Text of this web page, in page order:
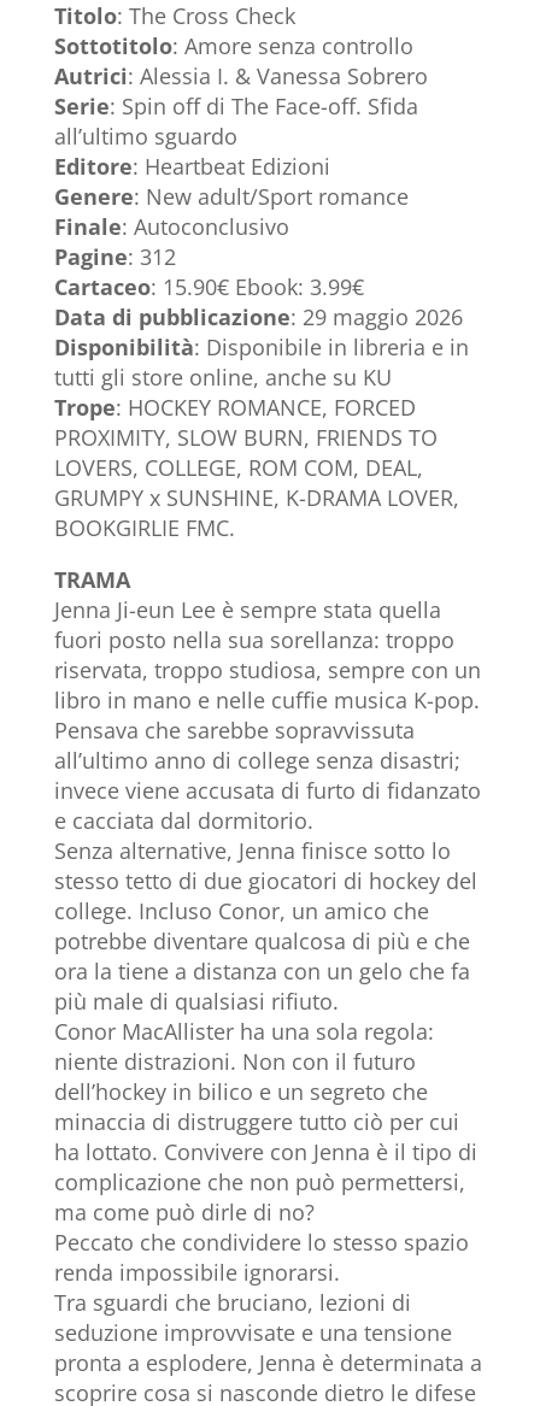
Titolo: The Cross Check
Sottotitolo: Amore senza controllo
Autrici: Alessia I. & Vanessa Sobrero
Serie: Spin off di The Face-off. Sfida
all’ultimo sguardo
Editore: Heartbeat Edizioni
Genere: New adult/Sport romance
Finale: Autoconclusivo
Pagine: 312
Cartaceo: 15.90€ Ebook: 3.99€
Data di pubblicazione: 29 maggio 2026
Disponibilità: Disponibile in libreria e in
tutti gli store online, anche su KU
Trope: HOCKEY ROMANCE, FORCED
PROXIMITY, SLOW BURN, FRIENDS TO
LOVERS, COLLEGE, ROM COM, DEAL,
GRUMPY x SUNSHINE, K-DRAMA LOVER,
BOOKGIRLIE FMC.
TRAMA
Jenna Ji-eun Lee è sempre stata quella
fuori posto nella sua sorellanza: troppo
riservata, troppo studiosa, sempre con un
libro in mano e nelle cuffie musica K-pop.
Pensava che sarebbe sopravvissuta
all’ultimo anno di college senza disastri;
invece viene accusata di furto di fidanzato
e cacciata dal dormitorio.
Senza alternative, Jenna finisce sotto lo
stesso tetto di due giocatori di hockey del
college. Incluso Conor, un amico che
potrebbe diventare qualcosa di più e che
ora la tiene a distanza con un gelo che fa
più male di qualsiasi rifiuto.
Conor MacAllister ha una sola regola:
niente distrazioni. Non con il futuro
dell’hockey in bilico e un segreto che
minaccia di distruggere tutto ciò per cui
ha lottato. Convivere con Jenna è il tipo di
complicazione che non può permettersi,
ma come può dirle di no?
Peccato che condividere lo stesso spazio
renda impossibile ignorarsi.
Tra sguardi che bruciano, lezioni di
seduzione improvvisate e una tensione
pronta a esplodere, Jenna è determinata a
scoprire cosa si nasconde dietro le difese